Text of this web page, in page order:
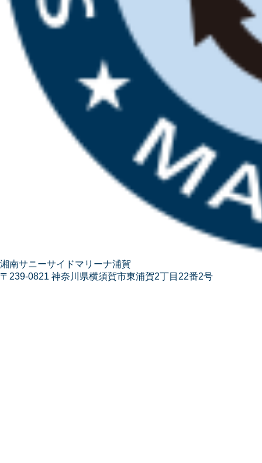
湘南サニーサイドマリーナ浦賀
〒239-0821 神奈川県横須賀市東浦賀2丁目22番2号